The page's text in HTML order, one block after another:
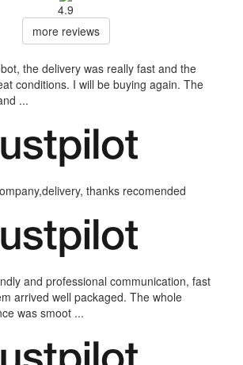
4.9
more reviews
the delivery was really fast and the
conditions. I will be buying again. The
...
thanks recomended
and professional communication, fast
arrived well packaged. The whole
was smoot ...